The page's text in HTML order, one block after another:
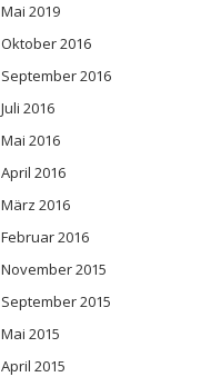
Mai 2019
Oktober 2016
September 2016
Juli 2016
Mai 2016
April 2016
März 2016
Februar 2016
November 2015
September 2015
Mai 2015
April 2015